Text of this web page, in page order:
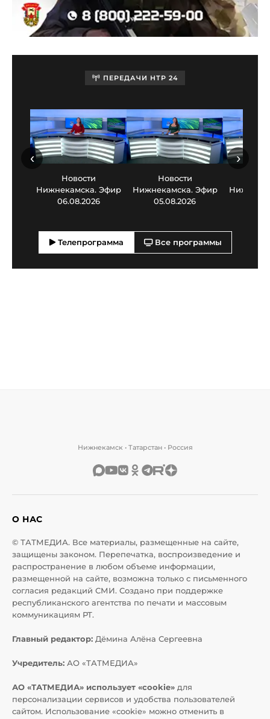
ПЕРЕДАЧИ НТР 24
Новости
Нижнекамска. Эфир
06.08.2026
Новости
Нижнекамска. Эфир
05.08.2026
‹ ›
Телепрограмма Все программы
Нижнекамск • Татарстан • Россия
О НАС
© ТАТМЕДИА. Все материалы, размещенные на сайте,
защищены законом. Перепечатка, воспроизведение и
распространение в любом объеме информации,
размещенной на сайте, возможна только с письменного
согласия редакций СМИ. Создано при поддержке
республиканского агентства по печати и массовым
коммуникациям РТ.
Главный редактор: Дёмина Алёна Сергеевна
Учредитель: АО «ТАТМЕДИА»
АО «ТАТМЕДИА» использует «cookie» для
персонализации сервисов и удобства пользователей
сайтом. Использование «cookie» можно отменить в